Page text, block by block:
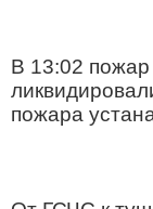
В 13:02
пожара